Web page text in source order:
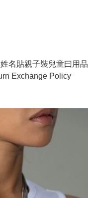
名貼親子裝兒童曰用品
Exchange Policy